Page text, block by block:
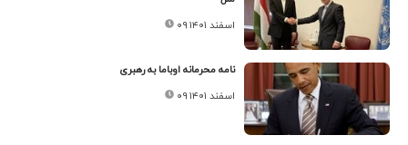
۰۹ اسفند ۱۴۰۱
نامه محرمانه اوباما به رهبری
۰۹ اسفند ۱۴۰۱